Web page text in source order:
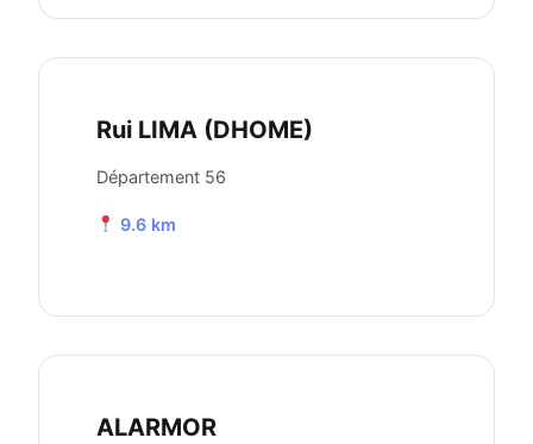
Rui LIMA (DHOME)
Département 56
9.6 km
ALARMOR